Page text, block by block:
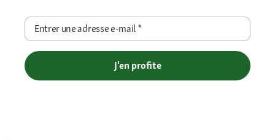
Entrer une adresse e-mail*
J'en profite